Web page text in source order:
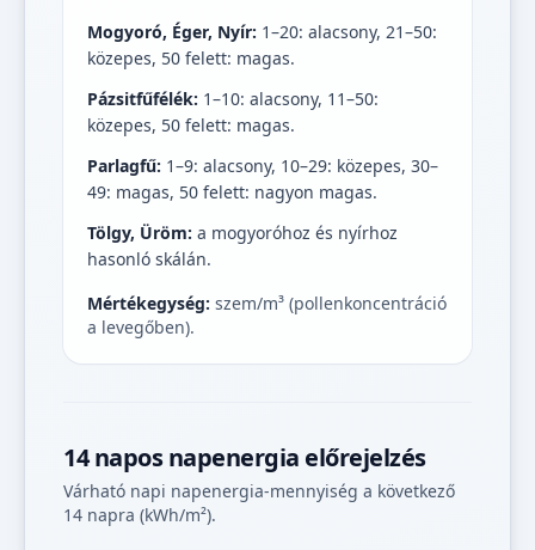
Mogyoró, Éger, Nyír: 1–20: alacsony, 21–50:
közepes, 50 felett: magas.
Pázsitfűfélék: 1–10: alacsony, 11–50:
közepes, 50 felett: magas.
Parlagfű: 1–9: alacsony, 10–29: közepes, 30–
49: magas, 50 felett: nagyon magas.
Tölgy, Üröm: a mogyoróhoz és nyírhoz
hasonló skálán.
Mértékegység: szem/m³ (pollenkoncentráció
a levegőben).
14 napos napenergia előrejelzés
Várható napi napenergia-mennyiség a következő
14 napra (kWh/m²).